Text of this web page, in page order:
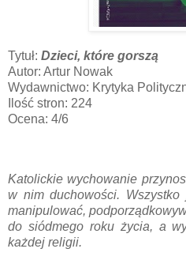
Tytuł: Dzieci, które gorszą
Autor: Artur Nowak
Wydawnictwo: Krytyka
Ilość stron: 224
Ocena: 4/6
Katolickie wychowanie
w nim duchowości.
manipulować,
do siódmego roku życia, a
każdej religii.